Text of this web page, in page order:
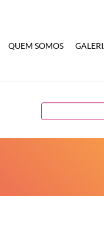
QUEM SOMOS